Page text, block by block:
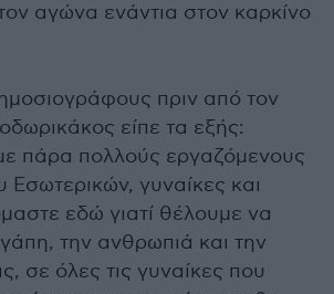
αγώνα ενάντια στον καρκίνο
πριν από τον
είπε τα εξής:
πάρα πολλούς εργαζόμενους
Εσωτερικών, γυναίκες και
εδώ γιατί θέλουμε να
την ανθρωπιά και την
σε όλες τις γυναίκες που